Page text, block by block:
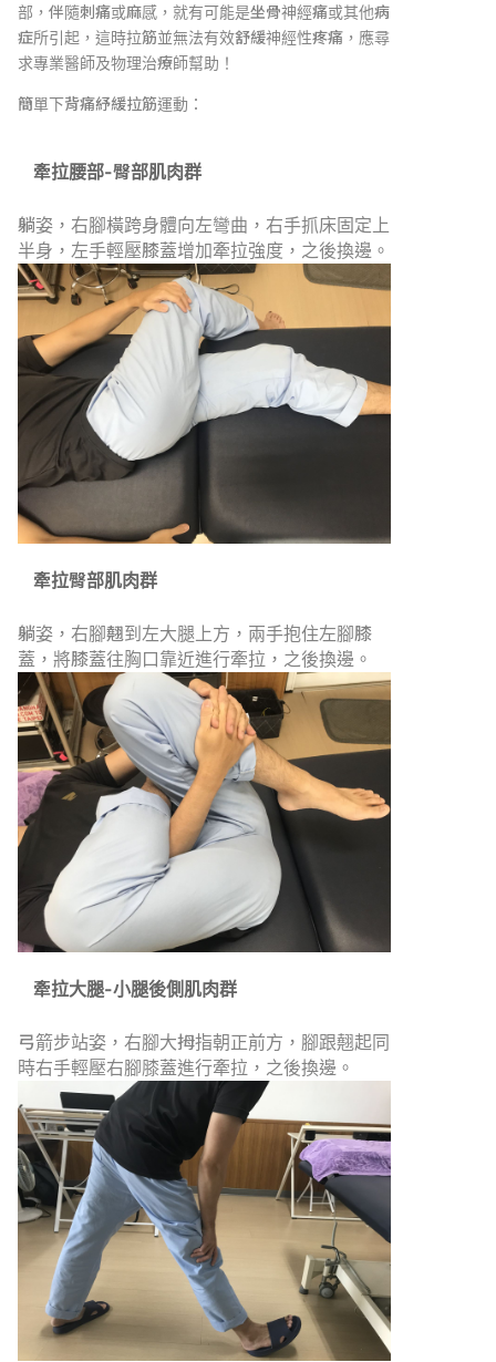
部，伴隨刺痛或麻感，就有可能是坐骨神經痛或其他病
症所引起，這時拉筋並無法有效舒緩神經性疼痛，應尋
求專業醫師及物理治療師幫助！
簡單下背痛紓緩拉筋運動：
牽拉腰部-臀部肌肉群
躺姿，右腳橫跨身體向左彎曲，右手抓床固定上
半身，左手輕壓膝蓋增加牽拉強度，之後換邊。
牽拉臀部肌肉群
躺姿，右腳翹到左大腿上方，兩手抱住左腳膝
蓋，將膝蓋往胸口靠近進行牽拉，之後換邊。
牽拉大腿-小腿後側肌肉群
弓箭步站姿，右腳大拇指朝正前方，腳跟翹起同
時右手輕壓右腳膝蓋進行牽拉，之後換邊。